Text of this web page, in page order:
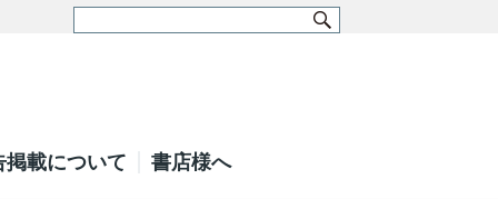
掲載について 書店様へ